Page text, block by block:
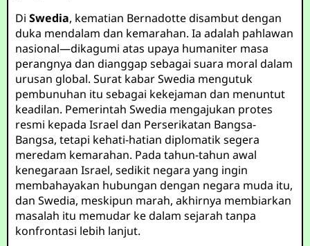
DiSwedia, kematian Bernadotte disambut dengan
duka mendalam dan kemarahan. Ia adalah pahlawan
nasional—dikagumi atas upaya humaniter masa
perangnya dan dianggap sebagai suara moral dalam
urusan global. Surat kabar Swedia mengutuk
pembunuhan itu sebagai kekejaman dan menuntut
keadilan. Pemerintah Swedia mengajukan protes
resmi kepada Israel dan Perserikatan Bangsa-
Bangsa, tetapi kehati-hatian diplomatik segera
meredam kemarahan. Pada tahun-tahun awal
kenegaraan Israel, sedikit negara yang ingin
membahayakan hubungan dengan negara muda itu,
dan Swedia, meskipun marah, akhirnya membiarkan
masalah itu memudar ke dalam sejarah tanpa
konfrontasi lebih lanjut.